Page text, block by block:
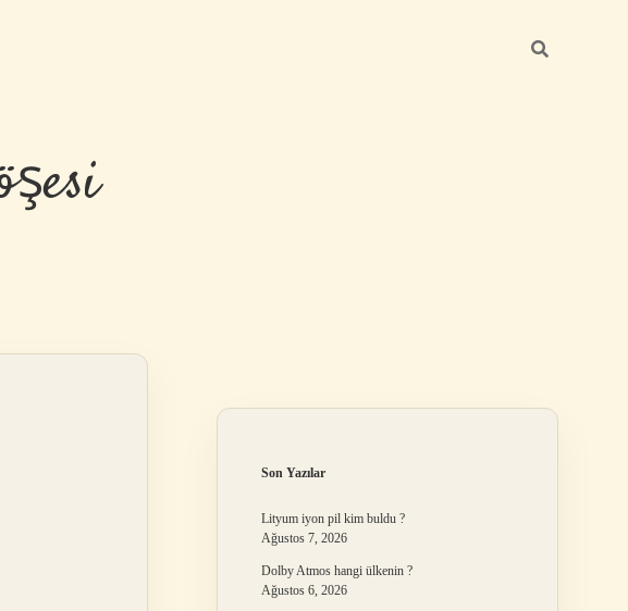
Son Yazılar
Lityum iyon pil kim buldu ?
Ağustos 7, 2026
Dolby Atmos hangi ülkenin ?
Ağustos 6, 2026